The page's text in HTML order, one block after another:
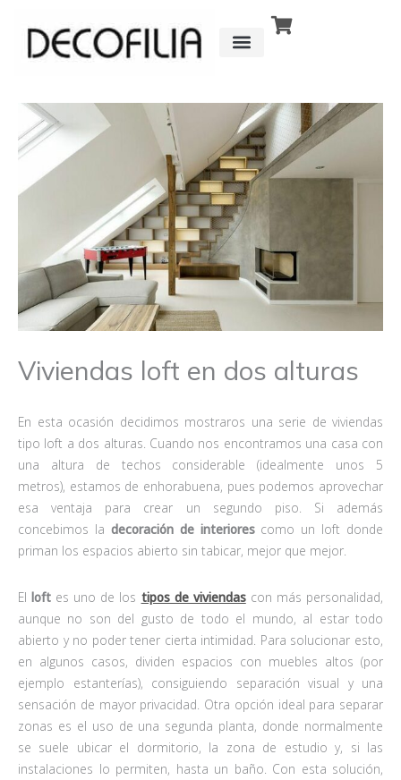
contenido
Viviendas loft en dos alturas
En esta ocasión decidimos mostraros una serie de viviendas
tipo loft a dos alturas. Cuando nos encontramos una casa con
una altura de techos considerable (idealmente unos 5
metros), estamos de enhorabuena, pues podemos aprovechar
esa ventaja para crear un segundo piso. Si además
concebimos la decoración de interiorescomo un loft donde
priman los espacios abierto sin tabicar, mejor que mejor.
Elloft es uno de los tipos de viviendascon más personalidad,
aunque no son del gusto de todo el mundo, al estar todo
abierto y no poder tener cierta intimidad. Para solucionar esto,
en algunos casos, dividen espacios con muebles altos (por
ejemplo estanterías), consiguiendo separación visual y una
sensación de mayor privacidad. Otra opción ideal para separar
zonas es el uso de una segunda planta, donde normalmente
se suele ubicar el dormitorio, la zona de estudio y, si las
instalaciones lo permiten, hasta un baño. Con esta solución,